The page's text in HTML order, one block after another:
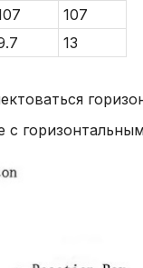
107
13
с